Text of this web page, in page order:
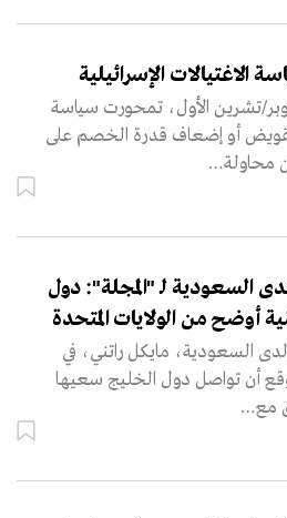
الاغتيالات الإسرائيلية
تشرين الأول، تمحورت سياسة
تقويض أو إضعاف قدرة الخصم على
محاولة…
السعودية لـ "المجلة": دول
أوضح من الولايات المتحدة
السعودية، مايكل راتني، في
أن تواصل دول الخليج سعيها
مع…